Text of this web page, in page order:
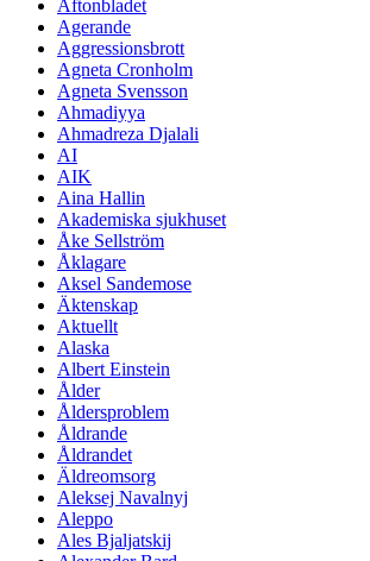
Aftonbladet
Agerande
Aggressionsbrott
Agneta Cronholm
Agneta Svensson
Ahmadiyya
Ahmadreza Djalali
AI
AIK
Aina Hallin
Akademiska sjukhuset
Åke Sellström
Åklagare
Aksel Sandemose
Äktenskap
Aktuellt
Alaska
Albert Einstein
Ålder
Åldersproblem
Åldrande
Åldrandet
Äldreomsorg
Aleksej Navalnyj
Aleppo
Ales Bjaljatskij